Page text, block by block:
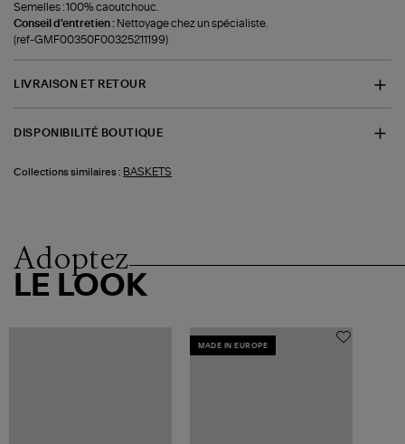
Semelles : 100% caoutchouc.
Conseil d'entretien : Nettoyage chez un spécialiste.
(ref-GMF00350F00325211199)
LIVRAISON ET RETOUR
DISPONIBILITÉ BOUTIQUE
Collections similaires : BASKETS
Adoptez
LE LOOK
MADE IN EUROPE